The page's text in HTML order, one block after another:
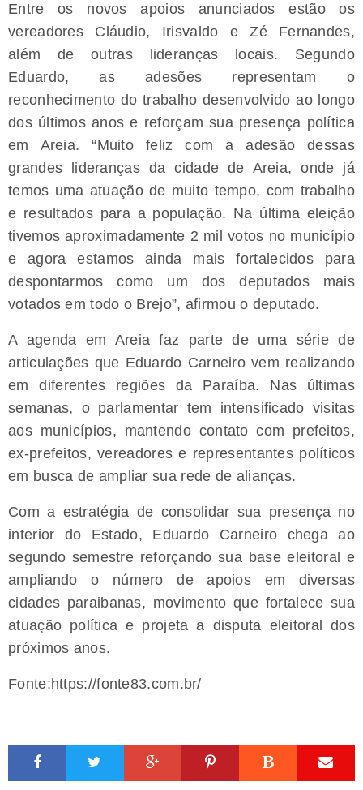
Entre os novos apoios anunciados estão os
vereadores Cláudio, Irisvaldo e Zé Fernandes,
além de outras lideranças locais. Segundo
Eduardo, as adesões representam o
reconhecimento do trabalho desenvolvido ao longo
dos últimos anos e reforçam sua presença política
em Areia. “Muito feliz com a adesão dessas
grandes lideranças da cidade de Areia, onde já
temos uma atuação de muito tempo, com trabalho
e resultados para a população. Na última eleição
tivemos aproximadamente 2 mil votos no município
e agora estamos ainda mais fortalecidos para
despontarmos como um dos deputados mais
votados em todo o Brejo”, afirmou o deputado.
A agenda em Areia faz parte de uma série de
articulações que Eduardo Carneiro vem realizando
em diferentes regiões da Paraíba. Nas últimas
semanas, o parlamentar tem intensificado visitas
aos municípios, mantendo contato com prefeitos,
ex-prefeitos, vereadores e representantes políticos
em busca de ampliar sua rede de alianças.
Com a estratégia de consolidar sua presença no
interior do Estado, Eduardo Carneiro chega ao
segundo semestre reforçando sua base eleitoral e
ampliando o número de apoios em diversas
cidades paraibanas, movimento que fortalece sua
atuação política e projeta a disputa eleitoral dos
próximos anos.
Fonte:https://fonte83.com.br/